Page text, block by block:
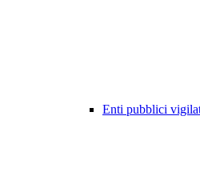
Enti pubblici